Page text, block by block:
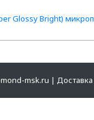
Glossy Bright)
msk.ru |